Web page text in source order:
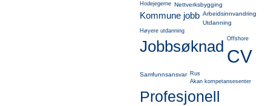
Hodejegerne Nettverksbygging
Kommune jobb Arbeidsinnvandring
Utdanning
Høyere utdanning
Jobbsøknad Offshore
CV
Samfunnsansvar
Rus
Akan kompetansesenter
Profesjonell